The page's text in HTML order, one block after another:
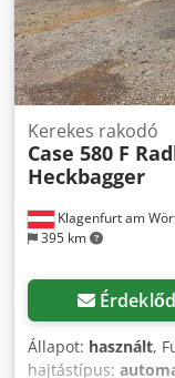
Klagenfurt am
395 km
Kerekes rakodó
Case 580 F
Heckbagger
Állapot: használt,
hajtástípus: